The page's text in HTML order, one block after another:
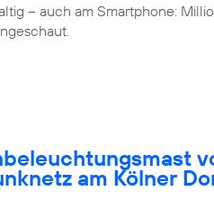
– auch am Smartphone:
am Kölner